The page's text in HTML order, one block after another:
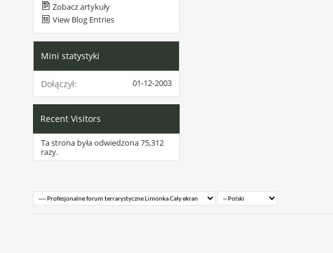
Zobacz artykuły
View Blog Entries
Mini statystyki
Dołączył 01-12-2003
Recent Visitors
Ta strona była odwiedzona75,312
razy.